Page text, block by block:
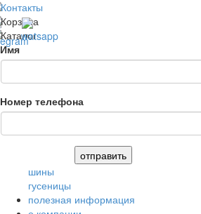
Имя
Номер телефона
шины
гусеницы
полезная информация